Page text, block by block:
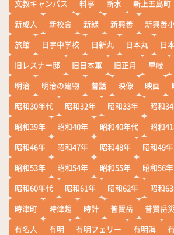
文教キャンパス
料亭 断水 新上五島町
新成人
新校舎 新緑 新興善 新興善
旅館
日宇中学校 日新丸 日本丸 日
旧レスナー邸
旧日本軍 旧正月 早岐
明治
明治の建物 昔話 映像 映画
昭和30年代
昭和32年 昭和33年 昭和
昭和39年
昭和40年 昭和40年代 昭和
昭和46年
昭和47年 昭和48年 昭和49年
昭和53年
昭和54年 昭和55年 昭和56年
昭和60年代
昭和61年 昭和62年 昭和
時津町
時津超 時計 普賢岳 普賢岳
有名人
有明 有明フェリー 有明海